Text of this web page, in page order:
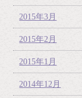
2015年3月
2015年2月
2015年1月
2014年12月